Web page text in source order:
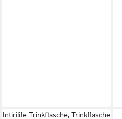
Intirilife Trinkflasche, Trinkflasche